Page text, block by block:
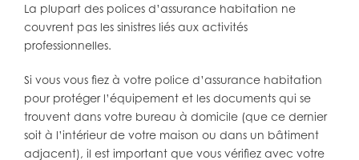
La plupart des polices d’assurance habitation ne
couvrent pas les sinistres liés aux activités
professionnelles.
Si vous vous fiez à votre police d’assurance habitation
pour protéger l’équipement et les documents qui se
trouvent dans votre bureau à domicile (que ce dernier
soit à l’intérieur de votre maison ou dans un bâtiment
adjacent), il est important que vous vérifiez avec votre